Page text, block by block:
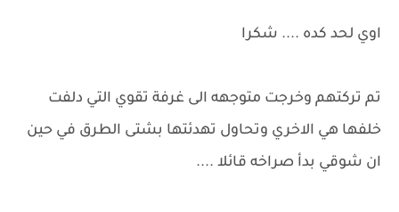
اوي لحد كده .... شكرا
تم تركتهم وخرجت متوجهه الى غرفة تقوي التي دلفت
خلفها هي الاخري وتحاول تهدئتها بشتى الطرق في حين
ان شوقي بدأ صراخه قائلا ....